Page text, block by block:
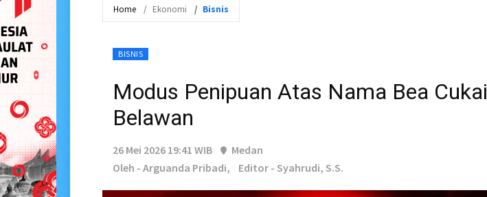
Home Ekonomi Bisnis
BISNIS
Modus Penipuan Atas Nama Bea Cukai
Belawan
26 Mei 2026 19:41 WIB
Medan
Oleh - Arguanda Pribadi,
Editor - Syahrudi, S.S.